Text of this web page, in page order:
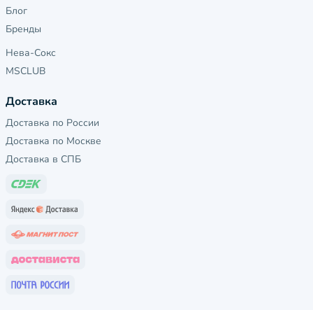
Блог
Бренды
Нева-Сокс
MSCLUB
Доставка
Доставка по России
Доставка по Москве
Доставка в СПБ